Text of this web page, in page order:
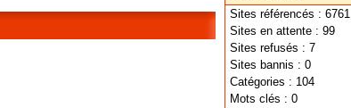
Sites référencés : 6761
Sites en attente : 99
Sites refusés : 7
Sites bannis : 0
Catégories : 104
Mots clés : 0